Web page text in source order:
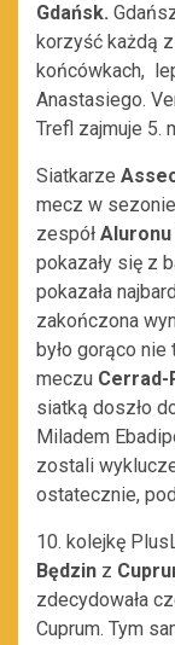
Gdańsk.
korzyść każdą
końcówkach,
Anastasiego.
Trefl zajmuje 5.
Siatkarze
mecz w
zespół
pokazały się z
pokazała
zakończona
było gorąco
meczu Cerrad-
siatką doszło
Miladem
zostali
ostatecznie,
10. kolejkę
Będzin z
zdecydowała
Cuprum. Tym